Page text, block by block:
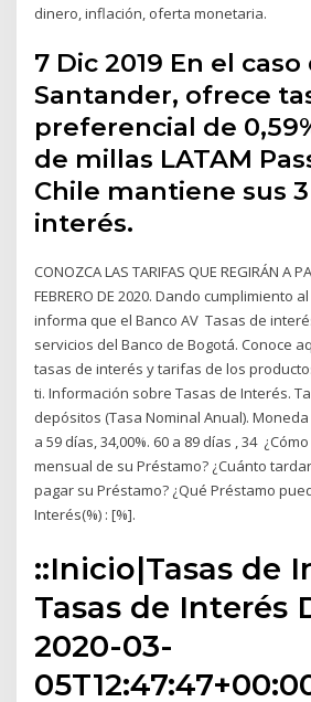
dinero, inflación, oferta monetaria.
7 Dic 2019 En el caso
Santander, ofrece
preferencial de
de millas LATAM
Chile mantiene sus
interés.
CONOZCA LAS TARIFAS QUE REGIRÁN A
FEBRERO DE 2020. Dando cumplimiento
informa que el Banco AV Tasas de
servicios del Banco de Bogotá. Conoce
tasas de interés y tarifas de los
ti. Información sobre Tasas de Interés.
depósitos (Tasa Nominal Anual).
a 59 días, 34,00%. 60 a 89 días , 34
mensual de su Préstamo? ¿Cuánto
pagar su Préstamo? ¿Qué Préstamo
Interés(%) : [%].
::Inicio|Tasas de
Tasas de Interés
2020-03-